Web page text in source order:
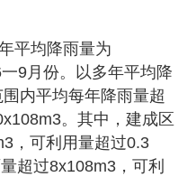
平均降雨量为
9月份。以多年平均降
内平均每年降雨量超
。其中，建成区
，可利用量超过0.3
超过8x108m3，可利